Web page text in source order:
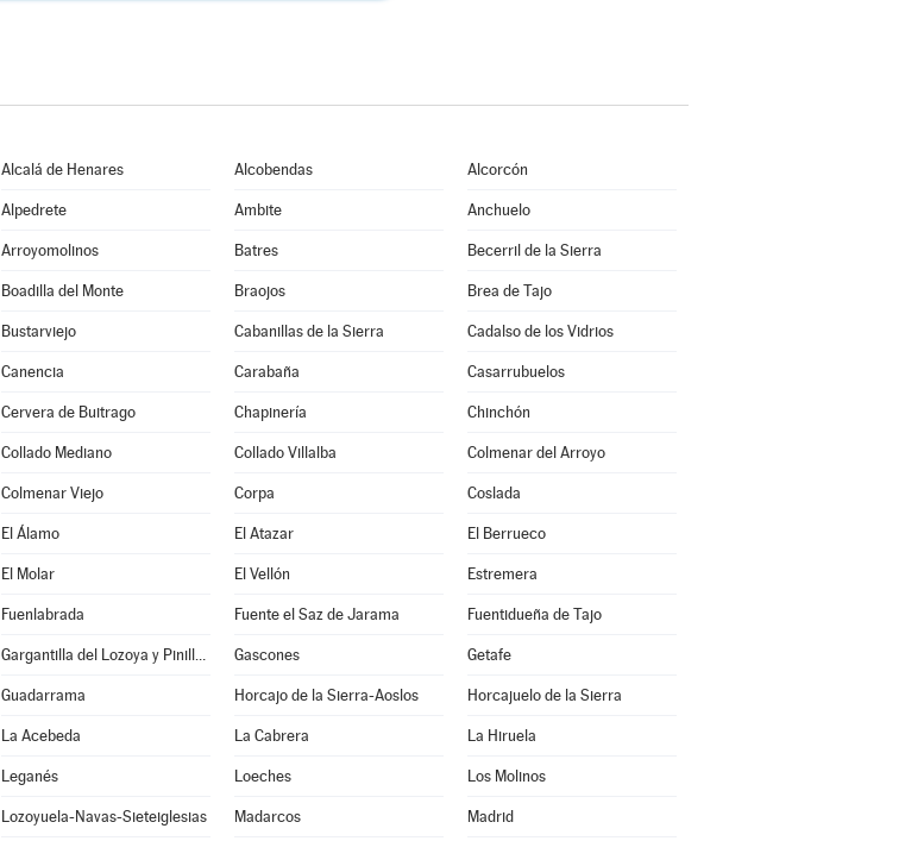
Alcalá de Henares Alcobendas Alcorcón
Alpedrete Ambite Anchuelo
Arroyomolinos Batres Becerril de la Sierra
Boadilla del Monte Braojos Brea de Tajo
Bustarviejo Cabanillas de la Sierra Cadalso de los Vidrios
Canencia Carabaña Casarrubuelos
Cervera de Buitrago Chapinería Chinchón
Collado Mediano Collado Villalba Colmenar del Arroyo
Colmenar Viejo Corpa Coslada
El Álamo El Atazar El Berrueco
El Molar El Vellón Estremera
Fuenlabrada Fuente el Saz de Jarama Fuentidueña de Tajo
Gargantilla del Lozoya y Pinilla de Buitrago Gascones Getafe
Guadarrama Horcajo de la Sierra-Aoslos Horcajuelo de la Sierra
La Acebeda La Cabrera La Hiruela
Leganés Loeches Los Molinos
Lozoyuela-Navas-Sieteiglesias Madarcos Madrid